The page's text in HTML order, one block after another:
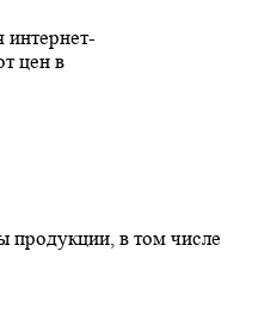
интернет-
цен в
продукции, в том числе